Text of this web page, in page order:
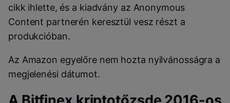
cikk ihlette, és a kiadvány az Anonymous
Content partnerén keresztül vesz részt a
produkcióban.
Az Amazon egyelőre nem hozta nyilvánosságra a
megjelenési dátumot.